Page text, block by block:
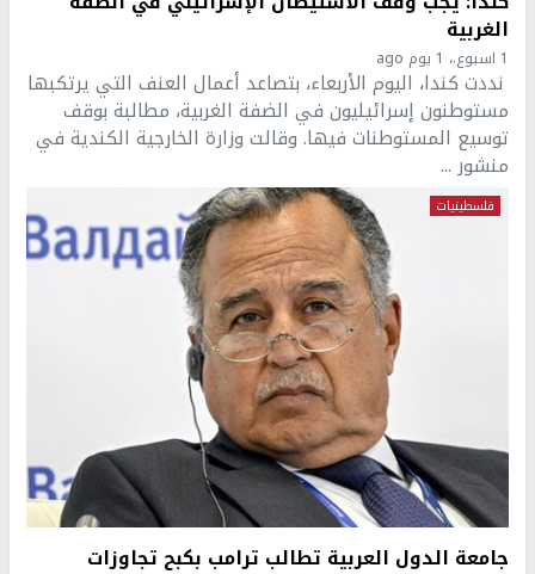
الغربية
1 اسبوع.، 1 يوم ago
نددت كندا، اليوم الأربعاء، بتصاعد أعمال العنف التي يرتكبها
مستوطنون إسرائيليون في الضفة الغربية، مطالبة بوقف
توسيع المستوطنات فيها. وقالت وزارة الخارجية الكندية في
منشور ...
فلسطينيات
جامعة الدول العربية تطالب ترامب بكبح تجاوزات